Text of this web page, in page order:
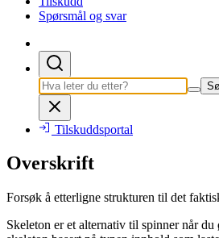
Spørsmål og svar
Tilskuddsportal
Overskrift
Forsøk å etterligne strukturen til det
Skeleton er et alternativ til spinner når